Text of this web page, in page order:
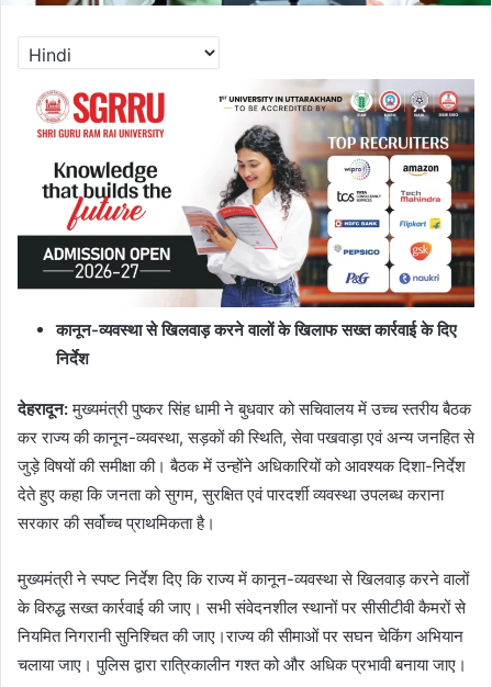
कानून-व्यवस्था से खिलवाड़ करने वालों के खिलाफ सख्त कार्रवाई के दिए
निर्देश
देहरादून:मुख्यमंत्री पुष्कर सिंह धामी ने बुधवार को सचिवालय में उच्च स्तरीय बैठक
कर राज्य की कानून-व्यवस्था, सड़कों की स्थिति, सेवा पखवाड़ा एवं अन्य जनहित से
जुड़े विषयों की समीक्षा की। बैठक में उन्होंने अधिकारियों को आवश्यक दिशा-निर्देश
देते हुए कहा कि जनता को सुगम, सुरक्षित एवं पारदर्शी व्यवस्था उपलब्ध कराना
सरकार की सर्वोच्च प्राथमिकता है।
मुख्यमंत्री ने स्पष्ट निर्देश दिए कि राज्य में कानून-व्यवस्था से खिलवाड़ करने वालों
के विरुद्ध सख्त कार्रवाई की जाए। सभी संवेदनशील स्थानों पर सीसीटीवी कैमरों से
नियमित निगरानी सुनिश्चित की जाए।राज्य की सीमाओं पर सघन चेकिंग अभियान
चलाया जाए। पुलिस द्वारा रात्रिकालीन गश्त को और अधिक प्रभावी बनाया जाए।